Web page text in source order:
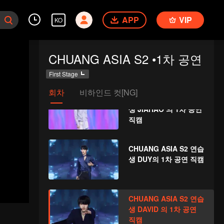
KO APP VIP
CHUANG ASIA S2 •1차 공연
First Stage
회차 비하인드 컷[NG]
생 KOSHIN의 1차 공연
직캠
생 HIKARU의 1차 공연
CHUANG ASIA S2 연습
생 JIAHAO 의 1차 공연
직캠
CHUANG ASIA S2 연습
생 DUY의 1차 공연 직캠
CHUANG ASIA S2 연습
생 DAVID 의 1차 공연
직캠